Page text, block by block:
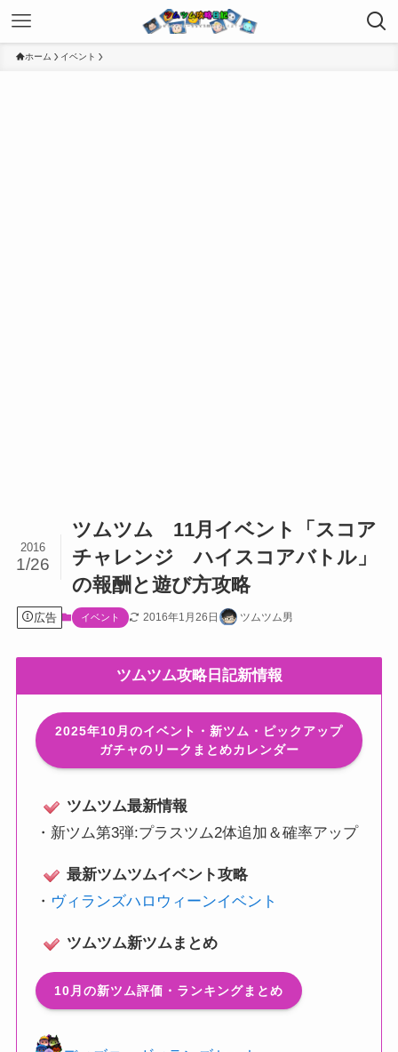
ホーム イベント
ツムツム 11月イベント「スコア
チャレンジ ハイスコアバトル」
の報酬と遊び方攻略
2016
1/26
広告 イベント 2016年1月26日 ツムツム男
ツムツム攻略日記新情報
2025年10月のイベント・新ツム・ピックアップ
ガチャのリークまとめカレンダー
ツムツム最新情報
・ 新ツム第3弾:プラスツム2体追加＆確率アップ
最新ツムツムイベント攻略
・ ヴィランズハロウィーンイベント
ツムツム新ツムまとめ
10月の新ツム評価・ランキングまとめ